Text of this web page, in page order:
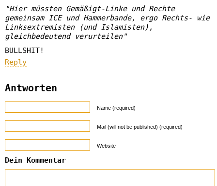
"Hier müssten Gemäßigt-Linke und Rechte
gemeinsam ICE und Hammerbande, ergo Rechts- wie
Linksextremisten (und Islamisten),
gleichbedeutend verurteilen"
BULLSHIT!
Reply
Antworten
Name (required)
Mail (will not be published) (required)
Website
Dein Kommentar